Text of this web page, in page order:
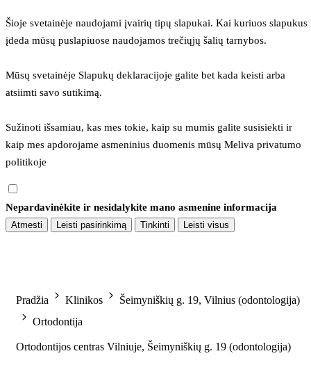
Šioje svetainėje naudojami įvairių tipų slapukai. Kai kuriuos slapukus
įdeda mūsų puslapiuose naudojamos trečiųjų šalių tarnybos.
Mūsų svetainėje Slapukų deklaracijoje galite bet kada keisti arba
atsiimti savo sutikimą.
Sužinoti išsamiau, kas mes tokie, kaip su mumis galite susisiekti ir
kaip mes apdorojame asmeninius duomenis mūsų Meliva privatumo
politikoje
Nepardavinėkite ir nesidalykite mano asmenine informacija
Atmesti Leisti pasirinkimą Tinkinti Leisti visus
Pradžia Klinikos
Šeimyniškių g. 19, Vilnius (odontologija)
Ortodontija
Ortodontijos centras Vilniuje, Šeimyniškių g. 19 (odontologija)